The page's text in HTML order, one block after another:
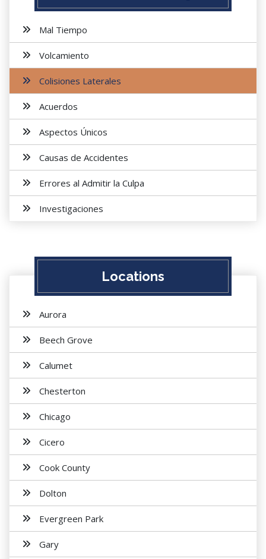
Mal Tiempo
Volcamiento
Colisiones Laterales
Acuerdos
Aspectos Únicos
Causas de Accidentes
Errores al Admitir la Culpa
Investigaciones
Locations
Aurora
Beech Grove
Calumet
Chesterton
Chicago
Cicero
Cook County
Dolton
Evergreen Park
Gary